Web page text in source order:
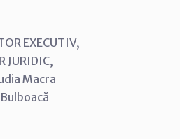
EXECUTIV,
Macra